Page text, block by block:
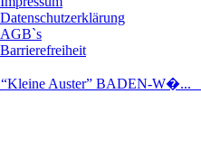
Datenschutzerklärung
AGB`s
Barrierefreiheit
“Kleine Auster” BADEN-W�...